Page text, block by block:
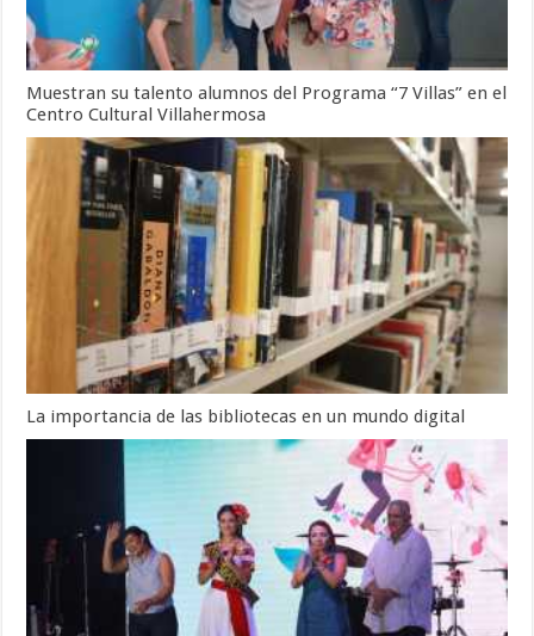
Muestran su talento alumnos del Programa “7 Villas” en el
Centro Cultural Villahermosa
La importancia de las bibliotecas en un mundo digital